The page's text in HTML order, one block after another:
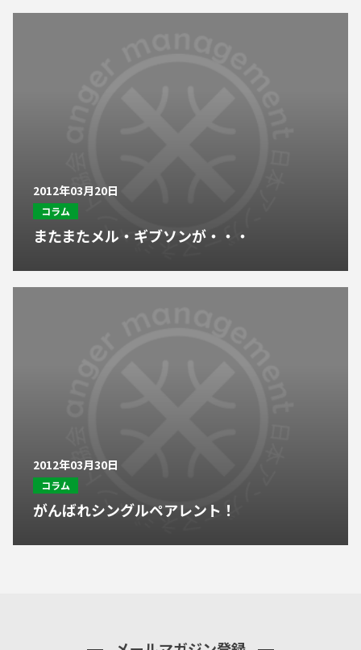
2012年03月20日
コラム
またまたメル・ギブソンが・・・
2012年03月30日
コラム
がんばれシングルペアレント！